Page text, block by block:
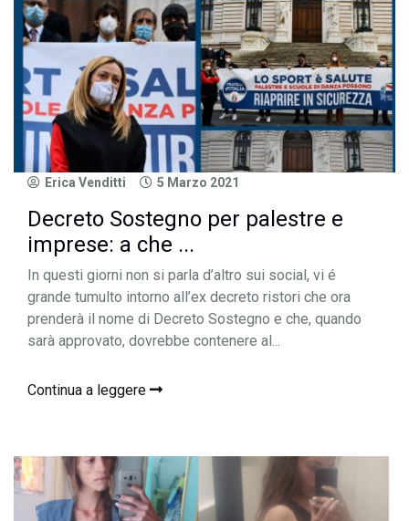
Erica Venditti 5 Marzo 2021
Decreto Sostegno per palestre e
imprese: a che ...
In questi giorni non si parla d’altro sui social, vi é
grande tumulto intorno all’ex decreto ristori che ora
prenderà il nome di Decreto Sostegno e che, quando
sarà approvato, dovrebbe contenere al...
Continua a leggere